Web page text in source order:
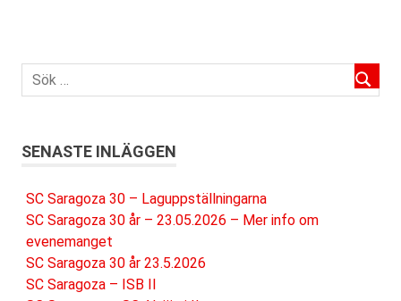
SENASTE INLÄGGEN
SC Saragoza 30 – Laguppställningarna
SC Saragoza 30 år – 23.05.2026 – Mer info om
evenemanget
SC Saragoza 30 år 23.5.2026
SC Saragoza – ISB II